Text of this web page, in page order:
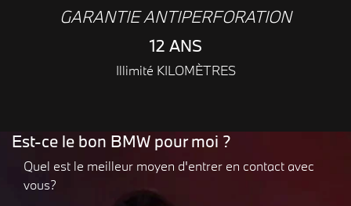
GARANTIE ANTIPERFORATION
12 ANS
Illimité KILOMÈTRES
Est-ce le bon BMW pour moi ?
Quel est le meilleur moyen d'entrer en contact avec
vous?